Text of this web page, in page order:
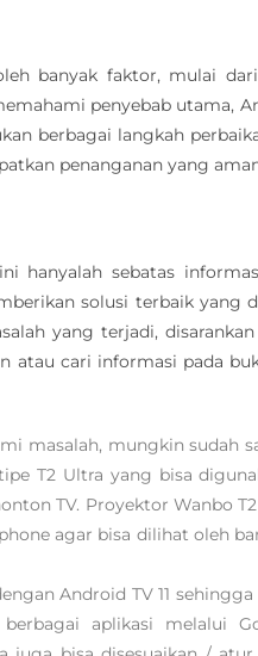
banyak faktor, mulai
penyebab utama,
berbagai langkah
penanganan yang
hanyalah sebatas
solusi terbaik yang
yang terjadi,
atau cari informasi pada
masalah, mungkin sudah
T2 Ultra yang bisa
TV. Proyektor Wanbo
agar bisa dilihat oleh
Android TV 11
aplikasi melalui